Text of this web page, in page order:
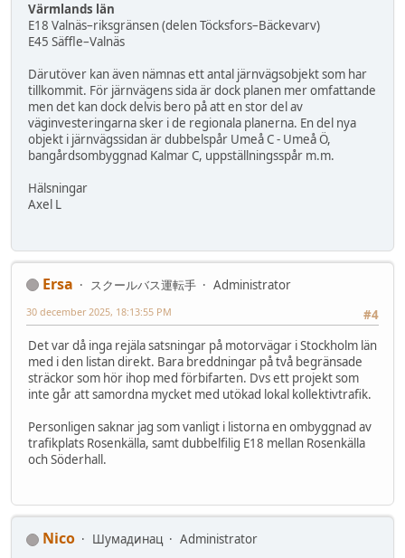
Värmlands län
E18 Valnäs–riksgränsen (delen Töcksfors–Bäckevarv)
E45 Säffle–Valnäs
Därutöver kan även nämnas ett antal järnvägsobjekt som har
tillkommit. För järnvägens sida är dock planen mer omfattande
men det kan dock delvis bero på att en stor del av
väginvesteringarna sker i de regionala planerna. En del nya
objekt i järnvägssidan är dubbelspår Umeå C - Umeå Ö,
bangårdsombyggnad Kalmar C, uppställningsspår m.m.
Hälsningar
Axel L
Ersa スクールバス運転手
Administrator
#4
30 december 2025, 18:13:55 PM
Det var då inga rejäla satsningar på motorvägar i Stockholm län
med i den listan direkt. Bara breddningar på två begränsade
sträckor som hör ihop med förbifarten. Dvs ett projekt som
inte går att samordna mycket med utökad lokal kollektivtrafik.
Personligen saknar jag som vanligt i listorna en ombyggnad av
trafikplats Rosenkälla, samt dubbelfilig E18 mellan Rosenkälla
och Söderhall.
Nico Шумадинац
Administrator